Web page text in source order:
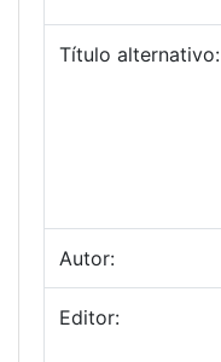
Título alternativo:
Autor:
Editor: